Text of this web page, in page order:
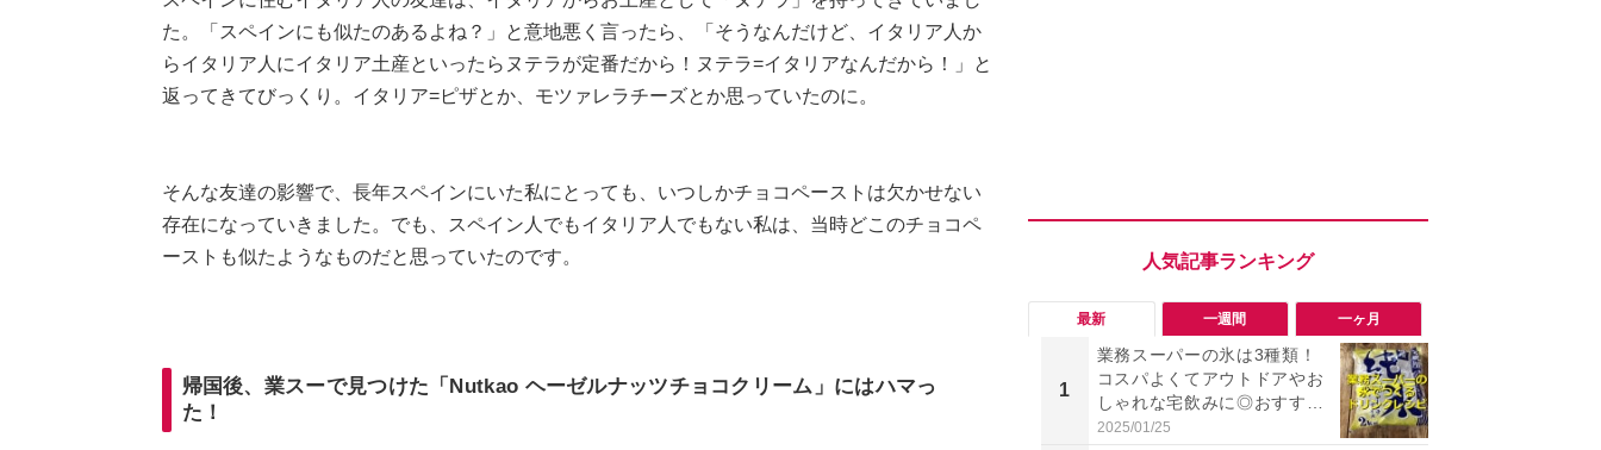
た。「スペインにも似たのあるよね？」と意地悪く言ったら、「そうなんだけど、イタリア人か
らイタリア人にイタリア土産といったらヌテラが定番だから！ヌテラ=イタリアなんだから！」と
返ってきてびっくり。イタリア=ピザとか、モツァレラチーズとか思っていたのに。
そんな友達の影響で、長年スペインにいた私にとっても、いつしかチョコペーストは欠かせない
存在になっていきました。でも、スペイン人でもイタリア人でもない私は、当時どこのチョコペ
ーストも似たようなものだと思っていたのです。
帰国後、業スーで見つけた「Nutkao ヘーゼルナッツチョコクリーム」にはハマっ
た！
最新 一週間 一ヶ月
1
業務スーパーの氷は3種類！
コスパよくてアウトドアやお
しゃれな宅飲みに◎おすすめ
は2kg「純氷 オーロラアイ
2025/01/25